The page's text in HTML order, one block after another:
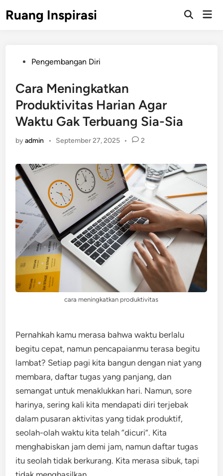
toRuang Inspirasi
PostedPengembangan Diri
Cara Meningkatkan
Produktivitas Harian Agar
Waktu Gak Terbuang Sia-Sia
byadmin • September 27, 2025 • 2
cara meningkatkan produktivitas
Pernahkah kamu merasa bahwa waktu berlalu
begitu cepat, namun pencapaianmu terasa begitu
lambat? Setiap pagi kita bangun dengan niat yang
membara, daftar tugas yang panjang, dan
semangat untuk menaklukkan hari. Namun, sore
harinya, sering kali kita mendapati diri terjebak
dalam pusaran aktivitas yang tidak produktif,
seolah-olah waktu kita telah “dicuri”. Kita
menghabiskan jam demi jam, namun daftar tugas
itu seolah tidak berkurang. Kita merasa sibuk, tapi